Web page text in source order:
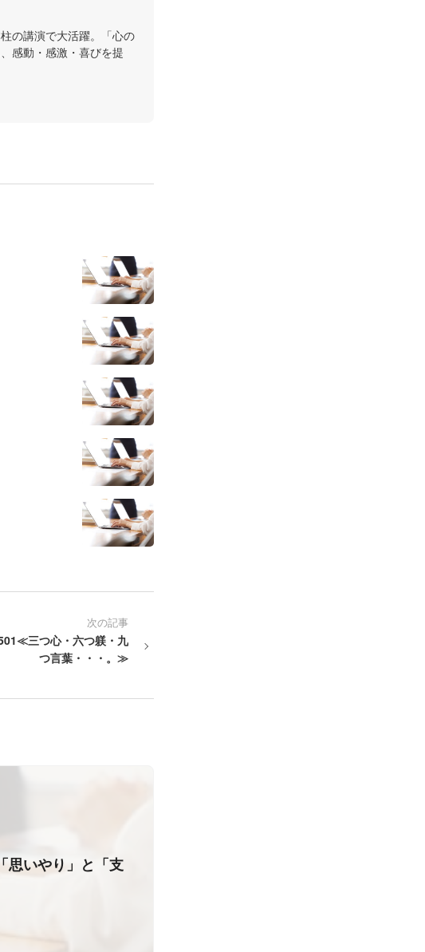
の講演で大活躍。「心の
感動・感激・喜びを提
次の記事
三つ心・六つ躾・九
つ言葉・・・。≫
思いやり」と「支